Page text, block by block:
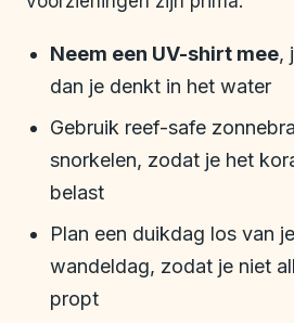
Neem een UV-shirt mee,
dan je denkt in het water
Gebruik reef-safe
snorkelen, zodat je het
belast
Plan een duikdag los van
wandeldag, zodat je niet
propt